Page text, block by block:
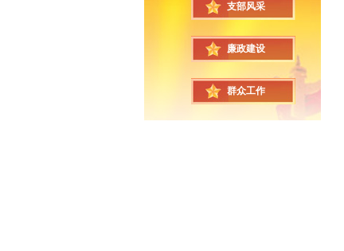
支部风采
廉政建设
群众工作